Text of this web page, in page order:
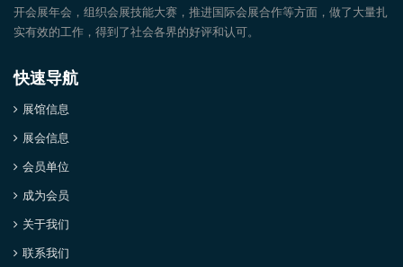
开会展年会，组织会展技能大赛，推进国际会展合作等方面，做了大量扎
实有效的工作，得到了社会各界的好评和认可。
快速导航
展馆信息
展会信息
会员单位
成为会员
关于我们
联系我们